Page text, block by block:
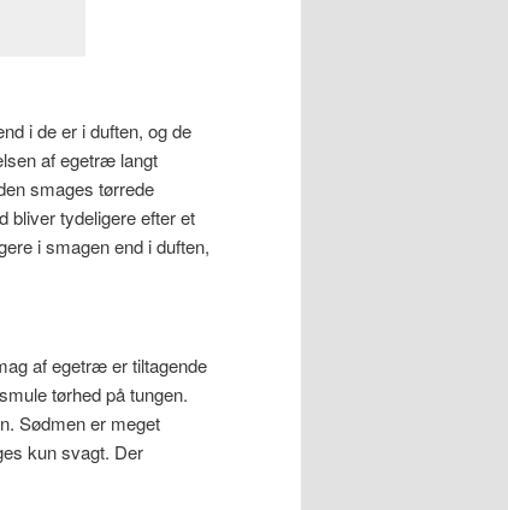
i de er i duften, og de
af egetræ langt
smages tørrede
bliver tydeligere efter et
i smagen end i duften,
af egetræ er tiltagende
tørhed på tungen.
Sødmen er meget
kun svagt. Der